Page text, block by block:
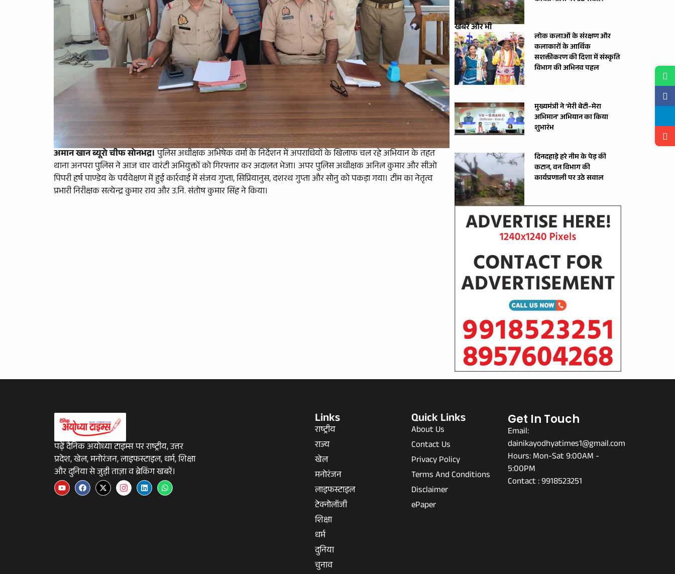
अमान खान ब्यूरो चीफ सोनभद्र।पुलिस अधीक्षक अभिषेक वर्मा के निर्देशन में अपराधियों के खिलाफ चल रहे अभियान के तहत
थाना अनपरा पुलिस ने आज चार वारंटी अभियुक्तों को गिरफ्तार कर अदालत भेजा। अपर पुलिस अधीक्षक अनिल कुमार और सीओ
पिपरी हर्ष पाण्डेय के पर्यवेक्षण में हुई कार्रवाई में संजय गुप्ता, सिप्रियानुस, दशरथ गुप्ता और सोनु को पकड़ा गया। टीम का नेतृत्व
प्रभारी निरीक्षक सत्येन्द्र कुमार राय और उ.नि. संतोष कुमार सिंह ने किया।
खबरें और भी
लोक कलाओं के संरक्षण और
कलाकारों के आर्थिक
सशक्तीकरण की दिशा में संस्कृति
विभाग की अभिनव पहल
मुख्यमंत्री ने ‘मेरी बेटी–मेरा
अभिमान’ अभियान का किया
शुभारंभ
दिनदहाड़े हरे नीम के पेड़ की
कटान, वन विभाग की
कार्यप्रणाली पर उठे सवाल
पढ़ें दैनिक अयोध्या टाइम्स पर राष्ट्रीय, उत्तर
प्रदेश, खेल, मनोरंजन, लाइफस्टाइल, धर्म, शिक्षा
और दुनिया से जुड़ी ताज़ा व ब्रेकिंग खबरें।
Links
राष्ट्रीय
राज्य
खेल
मनोरंजन
लाइफस्टाइल
टेक्नोलॉजी
शिक्षा
धर्म
दुनिया
चुनाव
Quick Links
About Us
Contact Us
Privacy Policy
Terms And Conditions
Disclaimer
ePaper
Get In Touch
Email:
dainikayodhyatimes1@gmail.com
Hours: Mon-Sat 9:00AM -
5:00PM
Contact : 9918523251